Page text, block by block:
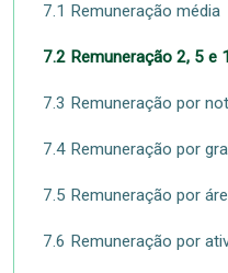
7.1 Remuneração média
7.2 Remuneração 2, 5 e
7.3 Remuneração por
7.4 Remuneração por
7.5 Remuneração por
7.6 Remuneração por